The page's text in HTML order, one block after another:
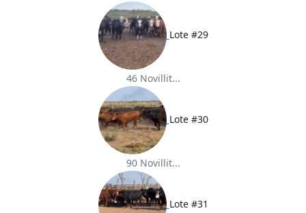
Lote #29
46 Novillit...
Lote #30
90 Novillit...
Lote #31